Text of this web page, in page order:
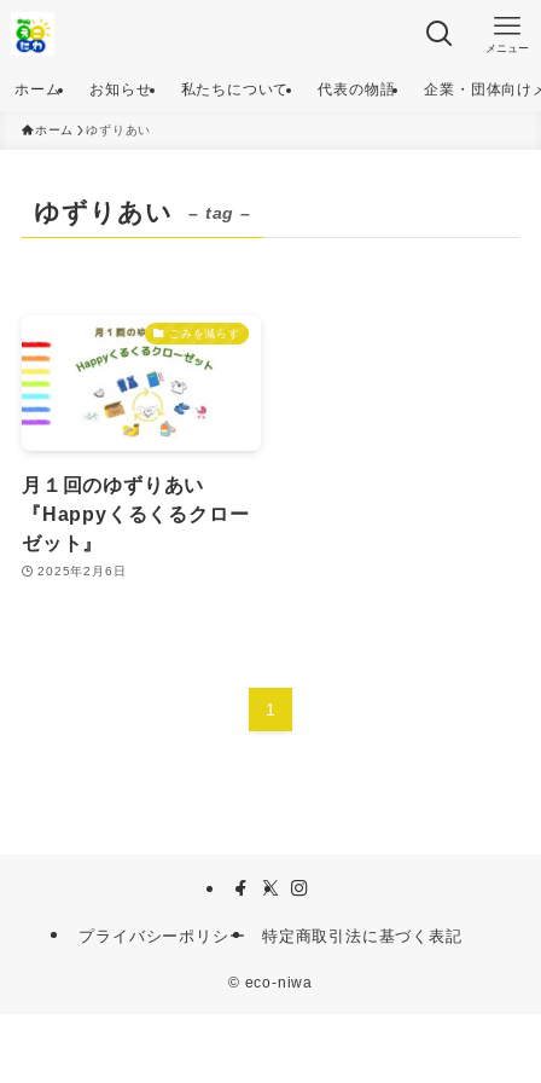
メニュー
ホーム お知らせ 私たちについて 代表の物語 企業・団体向け
ホーム ゆずりあい
ゆずりあい – tag –
ごみを減らす
月１回のゆずりあい
『Happyくるくるクロー
ゼット』
2025年2月6日
1
プライバシーポリシー 特定商取引法に基づく表記
© eco-niwa